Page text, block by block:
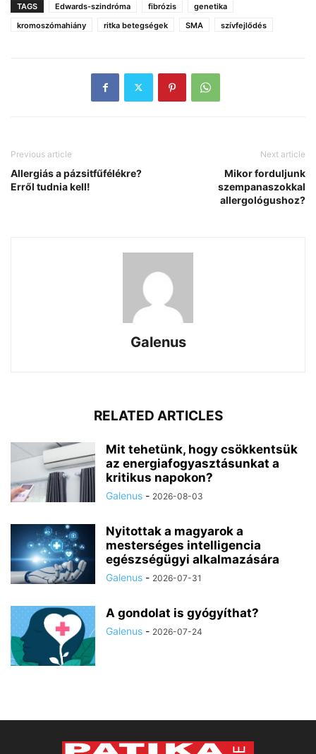
TAGS Edwards-szindróma fibrózis
genetika
kromoszómahiány
ritka betegségek SMA szívfejlődés
Previous article
Allergiás a pázsitfűfélékre?
Erről tudnia kell!
Next article
Mikor forduljunk
szempanaszokkal
allergológushoz?
Galenus
RELATED ARTICLES
Mit tehetünk, hogy csökkentsük
az energiafogyasztásunkat a
kritikus napokon?
Galenus - 2026-08-03
Nyitottak a magyarok a
mesterséges intelligencia
egészségügyi alkalmazására
Galenus - 2026-07-31
A gondolat is gyógyíthat?
Galenus - 2026-07-24